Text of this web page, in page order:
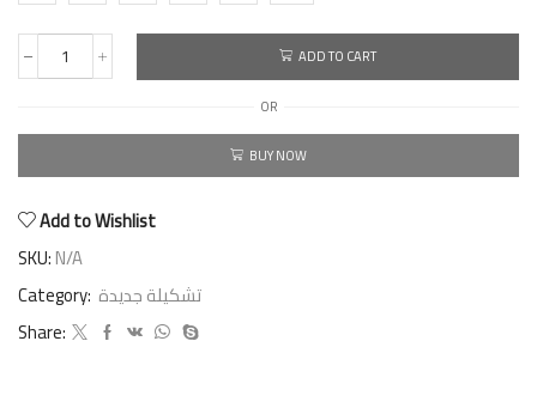
ADD TO CART
OR
BUY NOW
Add to Wishlist
SKU:N/A
Category: تشكيلة جديدة
Share: